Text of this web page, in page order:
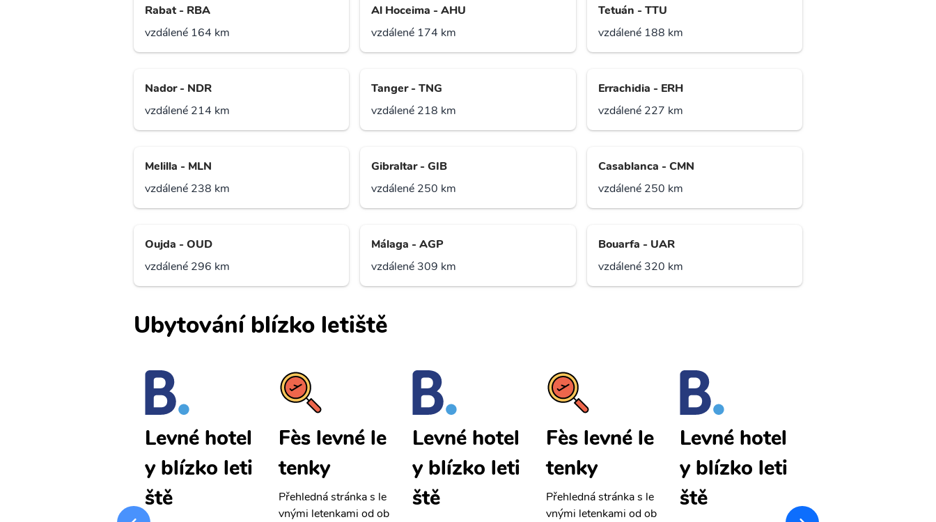
Rabat - RBA
vzdálené 164 km
Al Hoceima - AHU
vzdálené 174 km
Tetuán - TTU
vzdálené 188 km
Nador - NDR
vzdálené 214 km
Tanger - TNG
vzdálené 218 km
Errachidia - ERH
vzdálené 227 km
Melilla - MLN
vzdálené 238 km
Gibraltar - GIB
vzdálené 250 km
Casablanca - CMN
vzdálené 250 km
Oujda - OUD
vzdálené 296 km
Málaga - AGP
vzdálené 309 km
Bouarfa - UAR
vzdálené 320 km
Ubytování blízko letiště
vnými letenkami od ob
Levné hotel
y blízko leti
ště
Fès levné le
tenky
Přehledná stránka s le
vnými letenkami od ob
Levné hotel
y blízko leti
ště
Fès levné le
tenky
Přehledná stránka s le
vnými letenkami od ob
Levné hotel
y blízko leti
ště
vnými letenkami od ob